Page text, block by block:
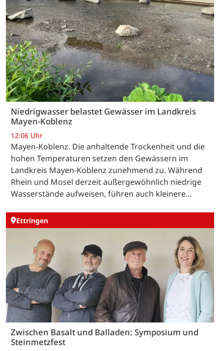
Niedrigwasser belastet Gewässer im Landkreis
Mayen-Koblenz
12:06 Uhr
Mayen-Koblenz. Die anhaltende Trockenheit und die
hohen Temperaturen setzen den Gewässern im
Landkreis Mayen-Koblenz zunehmend zu. Während
Rhein und Mosel derzeit außergewöhnlich niedrige
Wasserstände aufweisen, führen auch kleinere…
Ettringen
Zwischen Basalt und Balladen: Symposium und
Steinmetzfest